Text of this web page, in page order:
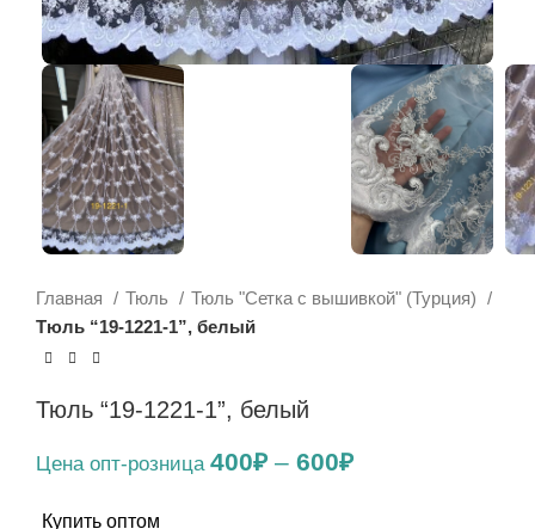
Главная Тюль
Тюль "Сетка с вышивкой" (Турция)
Тюль “19-1221-1”, белый
Тюль “19-1221-1”, белый
400₽– 600₽